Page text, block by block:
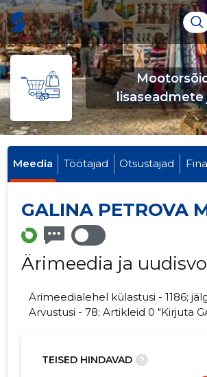
Meedia Töötajad Otsustajad
GALINA PETROVA
Ärimeedia ja
Ärimeedialehel külastusi - 1186;
Arvustusi - 78; Artikleid 0 "Kirjuta GALINA
TEISED HINDAVAD ?